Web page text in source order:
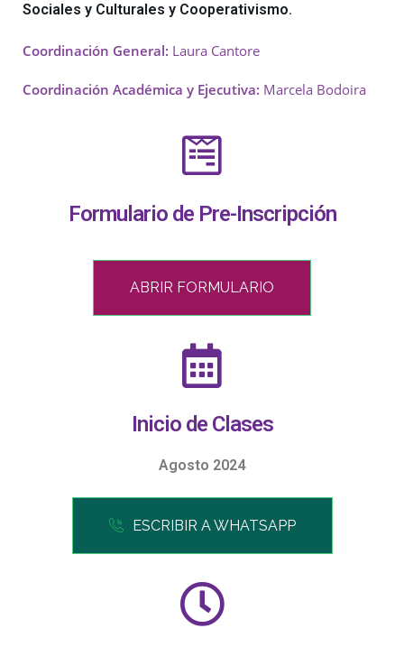
Sociales y Culturales y Cooperativismo.
Coordinación General: Laura Cantore
Coordinación Académica y Ejecutiva: Marcela Bodoira
Formulario de Pre-Inscripción
ABRIR FORMULARIO
Inicio de Clases
Agosto 2024
ESCRIBIR A WHATSAPP